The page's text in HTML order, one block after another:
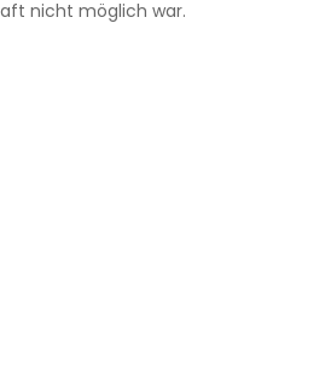
nicht möglich war.